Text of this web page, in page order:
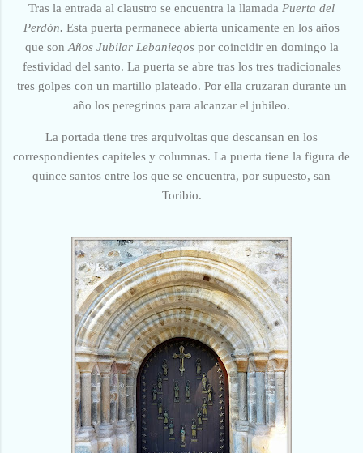
Tras la entrada al claustro se encuentra la llamada Puerta del
Perdón. Esta puerta permanece abierta unicamente en los años
que son Años Jubilar Lebaniegos por coincidir en domingo la
festividad del santo. La puerta se abre tras los tres tradicionales
tres golpes con un martillo plateado. Por ella cruzaran durante un
año los peregrinos para alcanzar el jubileo.
La portada tiene tres arquivoltas que descansan en los
correspondientes capiteles y columnas. La puerta tiene la figura de
quince santos entre los que se encuentra, por supuesto, san
Toribio.